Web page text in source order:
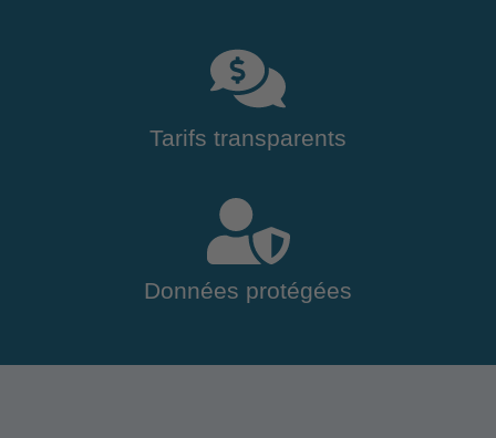
Tarifs transparents
Données protégées